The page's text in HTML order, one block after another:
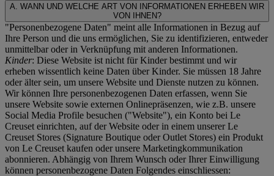
A. WANN UND WELCHE ART VON INFORMATIONEN ERHEBEN WIR
VON IHNEN?
"Personenbezogene Daten" meint alle Informationen in Bezug auf
Ihre Person und die uns ermöglichen, Sie zu identifizieren, entweder
unmittelbar oder in Verknüpfung mit anderen Informationen.
Kinder: Diese Website ist nicht für Kinder bestimmt und wir
erheben wissentlich keine Daten über Kinder. Sie müssen 18 Jahre
oder älter sein, um unsere Website und Dienste nutzen zu können.
Wir können Ihre personenbezogenen Daten erfassen, wenn Sie
unsere Website sowie externen Onlinepräsenzen, wie z.B. unsere
Social Media Profile besuchen ("Website"), ein Konto bei Le
Creuset einrichten, auf der Website oder in einem unserer Le
Creuset Stores (Signature Boutique oder Outlet Stores) ein Produkt
von Le Creuset kaufen oder unsere Marketingkommunikation
abonnieren. Abhängig von Ihrem Wunsch oder Ihrer Einwilligung
können personenbezogene Daten Folgendes einschliessen: